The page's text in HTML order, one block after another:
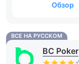
Обзор
ВСЕ НА РУССКОМ
BC Poker